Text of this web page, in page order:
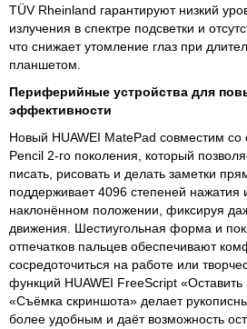
TÜV Rheinland гарантируют низкий
излучения в спектре подсветки и
что снижает утомление глаз при
планшетом.
Периферийные устройства для
эффективности
Новый HUAWEI MatePad совместим со
Pencil 2-го поколения, который
писать, рисовать и делать заметки
поддерживает 4096 степеней нажатия
наклонённом положении, фиксируя
движения. Шестиугольная форма и
отпечатков пальцев обеспечивают
сосредоточиться на работе или
функций HUAWEI FreeScript
«Съёмка скриншота» делает
более удобным и даёт возможность